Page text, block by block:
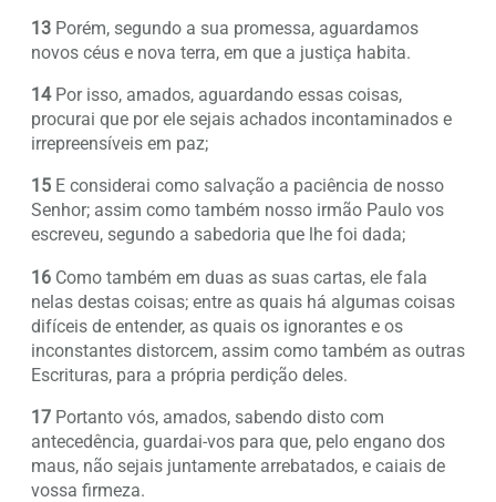
13 Porém, segundo a sua promessa, aguardamos
novos céus e nova terra, em que a justiça habita.
14Por isso, amados, aguardando essas coisas,
procurai que por ele sejais achados incontaminados e
irrepreensíveis em paz;
15 E considerai como salvação a paciência de nosso
Senhor; assim como também nosso irmão Paulo vos
escreveu, segundo a sabedoria que lhe foi dada;
16 Como também em duas as suas cartas, ele fala
nelas destas coisas; entre as quais há algumas coisas
difíceis de entender, as quais os ignorantes e os
inconstantes distorcem, assim como também as outras
Escrituras, para a própria perdição deles.
17 Portanto vós, amados, sabendo disto com
antecedência, guardai-vos para que, pelo engano dos
maus, não sejais juntamente arrebatados, e caiais de
vossa firmeza.